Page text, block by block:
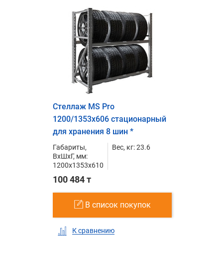
Стеллаж MS Pro
1200/1353x606 стационарный
для хранения 8 шин *
Габариты,
ВxШxГ, мм:
1200x1353x610
Вес, кг: 23.6
100 484 т
В список покупок
К сравнению